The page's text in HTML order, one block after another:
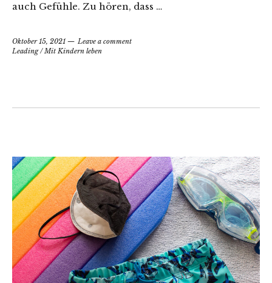
auch Gefühle. Zu hören, dass …
Oktober 15, 2021
Leave a comment
Leading/Mit Kindern leben